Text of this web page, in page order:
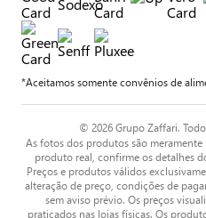
*Aceitamos somente convênios de
© 2026 Grupo Zaffari.
As fotos dos produtos são
produto real, confirme os detalhes
Preços e produtos válidos
alteração de preço, condições de
sem aviso prévio. Os preços
praticados nas lojas físicas. Os